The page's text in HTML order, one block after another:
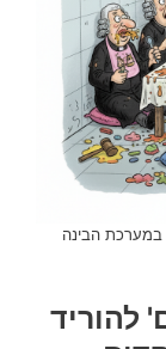
הבינה
להוריד